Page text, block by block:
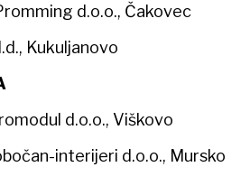
d.o.o., Čakovec
Kukuljanovo
d.o.o., Viškovo
interijeri d.o.o., Mursko